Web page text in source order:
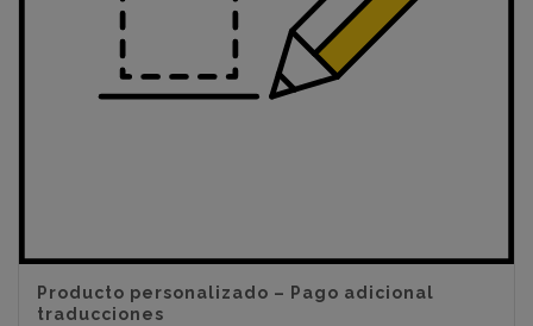
Producto personalizado – Pago adicional
traducciones